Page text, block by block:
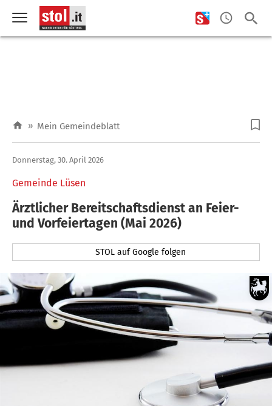
» Mein Gemeindeblatt
Gemeinde Lüsen
Donnerstag, 30. April 2026
Ärztlicher Bereitschaftsdienst an Feier-
und Vorfeiertagen (Mai 2026)
STOL auf Google folgen